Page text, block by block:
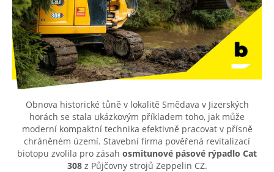
Obnova historické tůně v lokalitě Smědava v Jizerských
horách se stala ukázkovým příkladem toho, jak může
moderní kompaktní technika efektivně pracovat v přísně
chráněném území. Stavební firma pověřená revitalizací
biotopu zvolila pro zásah osmitunové pásové rýpadlo Cat
308z Půjčovny strojů Zeppelin CZ.